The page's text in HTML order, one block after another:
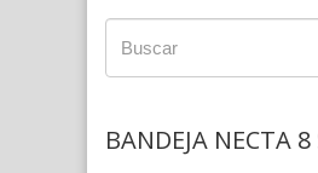
BANDEJA NECTA